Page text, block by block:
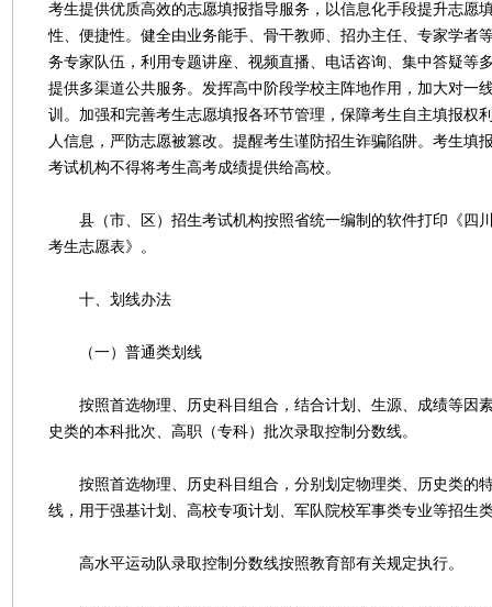
考生提供优质高效的志愿填报指导服务，以信息化手段提升志愿
性、便捷性。健全由业务能手、骨干教师、招办主任、专家学者
务专家队伍，利用专题讲座、视频直播、电话咨询、集中答疑等
提供多渠道公共服务。发挥高中阶段学校主阵地作用，加大对一
训。加强和完善考生志愿填报各环节管理，保障考生自主填报权
人信息，严防志愿被篡改。提醒考生谨防招生诈骗陷阱。考生填
考试机构不得将考生高考成绩提供给高校。
县（市、区）招生考试机构按照省统一编制的软件打印《四川
考生志愿表》。
十、划线办法
（一）普通类划线
按照首选物理、历史科目组合，结合计划、生源、成绩等因
史类的本科批次、高职（专科）批次录取控制分数线。
按照首选物理、历史科目组合，分别划定物理类、历史类的
线，用于强基计划、高校专项计划、军队院校军事类专业等招生
高水平运动队录取控制分数线按照教育部有关规定执行。